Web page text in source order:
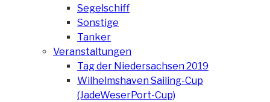
Segelschiff
Sonstige
Tanker
Veranstaltungen
Tag der Niedersachsen 2019
Wilhelmshaven Sailing-Cup
(JadeWeserPort-Cup)